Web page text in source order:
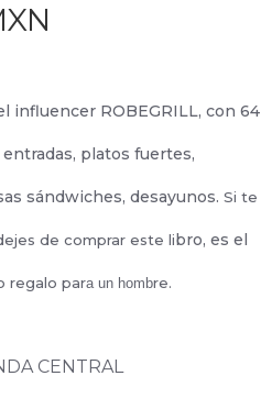
influencer ROBEGRILL, con 64
platos fuertes,
sándwiches, desayunos. Si te
de comprar este libro, es el
regalo para un hombre.
CENTRAL